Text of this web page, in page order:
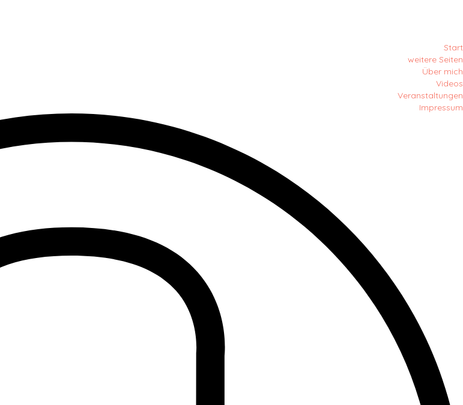
Start
weitere Seiten
Über mich
Videos
Veranstaltungen
Impressum